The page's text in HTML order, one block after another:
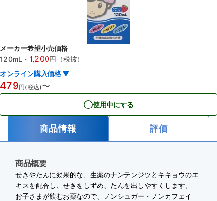
メーカー希望小売価格
120mL ・ 1,200円（税抜）
オンライン購入価格 ▼
479円(税込)〜
使用中にする
商品情報 評価
商品概要
せきやたんに効果的な、生薬のナンテンジツとキキョウのエ
キスを配合し、せきをしずめ、たんを出しやすくします。
お子さまが飲むお薬なので、ノンシュガー・ノンカフェイ